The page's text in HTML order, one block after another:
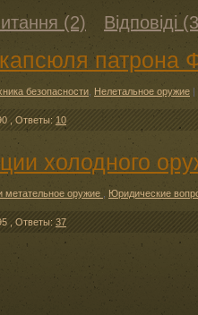
(2) Відповіді
патрона
безопасности Нелетальное оружие |
Ответы: 10
холодного
метательное оружие Юридические
,Ответы: 37